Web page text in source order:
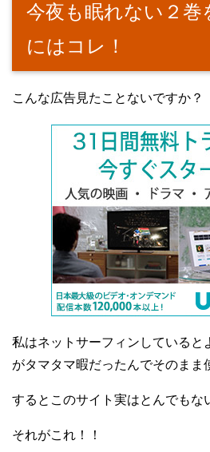
今夜も眠れない２巻
にはコレ！
こんな広告見たことないですか？
私はネットサーフィンしていると
がタマタマ暇だったんでそのまま
するとこのサイト実はとんでもな
それがこれ！！